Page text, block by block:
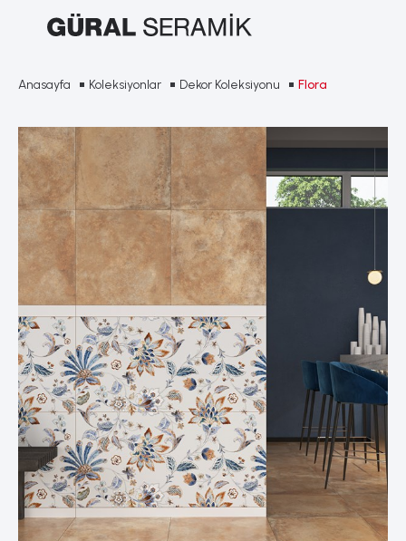
Anasayfa Koleksiyonlar Dekor Koleksiyonu Flora